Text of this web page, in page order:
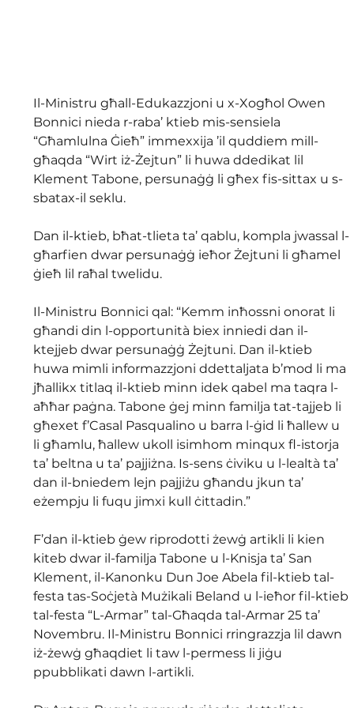
Il-Ministru għall-Edukazzjoni u x-Xogħol Owen
Bonnici nieda r-raba’ ktieb mis-sensiela
“Għamlulna Ġieħ” immexxija ’il quddiem mill-
għaqda “Wirt iż-Żejtun” li huwa ddedikat lil
Klement Tabone, persunaġġ li għex fis-sittax u s-
sbatax-il seklu.
Dan il-ktieb, bħat-tlieta ta’ qablu, kompla jwassal l-
għarfien dwar persunaġġ ieħor Żejtuni li għamel
ġieħ lil raħal twelidu.
Il-Ministru Bonnici qal: “Kemm inħossni onorat li
għandi din l-opportunità biex inniedi dan il-
ktejjeb dwar persunaġġ Żejtuni. Dan il-ktieb
huwa mimli informazzjoni ddettaljata b’mod li ma
jħallikx titlaq il-ktieb minn idek qabel ma taqra l-
aħħar paġna. Tabone ġej minn familja tat-tajjeb li
għexet f’Casal Pasqualino u barra l-ġid li ħallew u
li għamlu, ħallew ukoll isimhom minqux fl-istorja
ta’ beltna u ta’ pajjiżna. Is-sens ċiviku u l-lealtà ta’
dan il-bniedem lejn pajjiżu għandu jkun ta’
eżempju li fuqu jimxi kull ċittadin.”
F’dan il-ktieb ġew riprodotti żewġ artikli li kien
kiteb dwar il-familja Tabone u l-Knisja ta’ San
Klement, il-Kanonku Dun Joe Abela fil-ktieb tal-
festa tas-Soċjetà Mużikali Beland u l-ieħor fil-ktieb
tal-festa “L-Armar” tal-Għaqda tal-Armar 25 ta’
Novembru. Il-Ministru Bonnici rringrazzja lil dawn
iż-żewġ għaqdiet li taw l-permess li jiġu
ppubblikati dawn l-artikli.